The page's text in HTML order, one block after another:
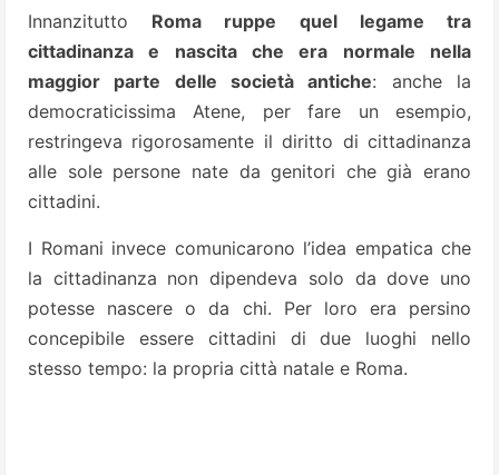
Innanzitutto Roma ruppe quel legame tra
cittadinanza e nascita che era normale nella
maggior parte delle società antiche: anche la
democraticissima Atene, per fare un esempio,
restringeva rigorosamente il diritto di cittadinanza
alle sole persone nate da genitori che già erano
cittadini.
I Romani invece comunicarono l’idea empatica che
la cittadinanza non dipendeva solo da dove uno
potesse nascere o da chi. Per loro era persino
concepibile essere cittadini di due luoghi nello
stesso tempo: la propria città natale e Roma.